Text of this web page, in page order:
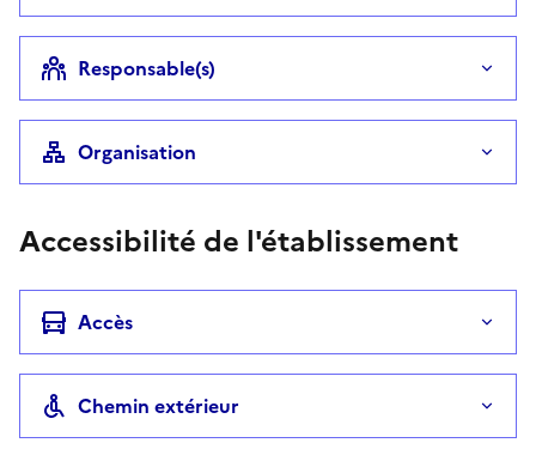
Responsable(s)
Organisation
Accessibilité de l'établissement
Accès
Chemin extérieur